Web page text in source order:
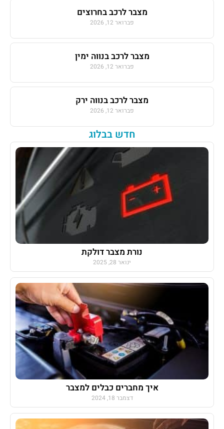
מצבר לרכב בחרוצים
פברואר 12, 2026
מצבר לרכב בנווה ימין
פברואר 12, 2026
מצבר לרכב בנווה ירק
פברואר 12, 2026
חדש בבלוג
נורת מצבר דולקת
ינואר 28, 2025
איך מחברים כבלים למצבר
דצמבר 18, 2024